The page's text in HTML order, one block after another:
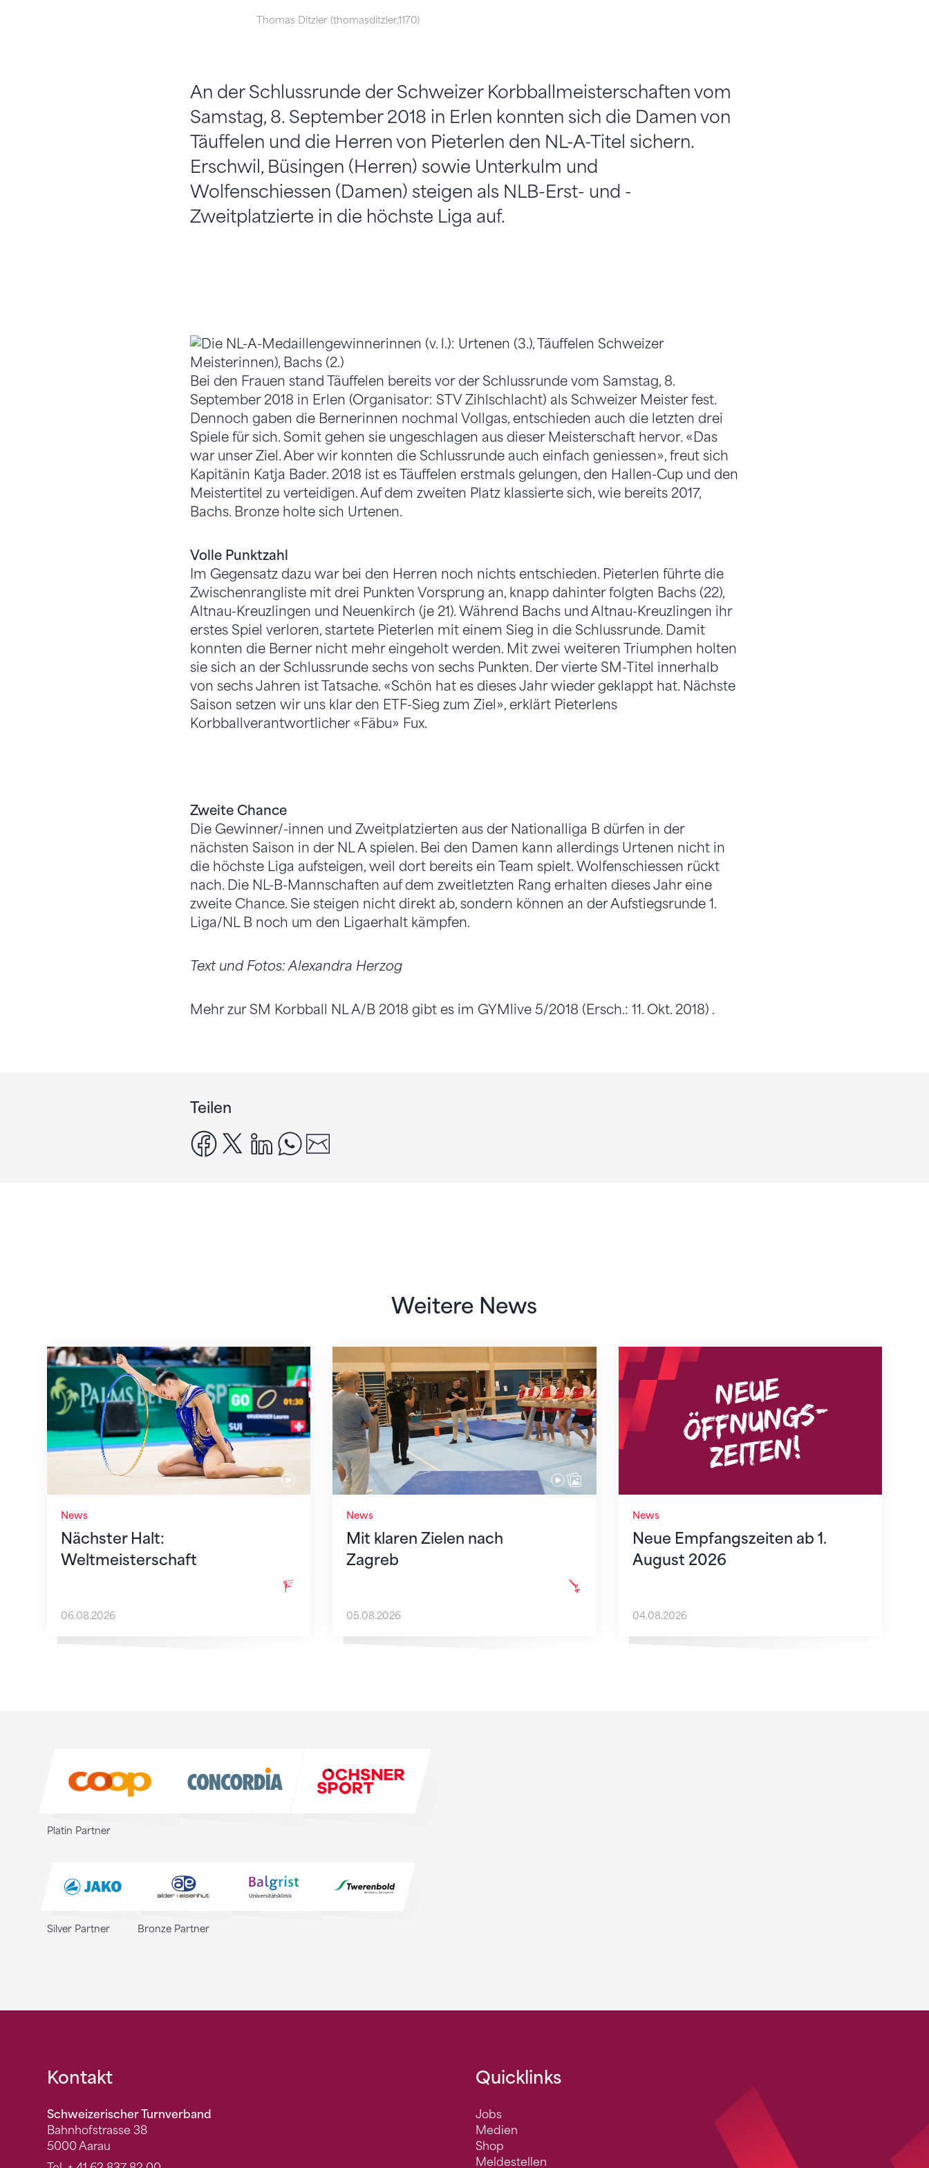
Thomas Ditzler (thomasditzler,1170)
An der Schlussrunde der Schweizer Korbballmeisterschaften vom
Samstag, 8. September 2018 in Erlen konnten sich die Damen von
Täuffelen und die Herren von Pieterlen den NL-A-Titel sichern.
Erschwil, Büsingen (Herren) sowie Unterkulm und
Wolfenschiessen (Damen) steigen als NLB-Erst- und -
Zweitplatzierte in die höchste Liga auf.
Bei den Frauen stand Täuffelen bereits vor der Schlussrunde vom Samstag, 8.
September 2018 in Erlen (Organisator: STV Zihlschlacht) als Schweizer Meister fest.
Dennoch gaben die Bernerinnen nochmal Vollgas, entschieden auch die letzten drei
Spiele für sich. Somit gehen sie ungeschlagen aus dieser Meisterschaft hervor. «Das
war unser Ziel. Aber wir konnten die Schlussrunde auch einfach geniessen», freut sich
Kapitänin Katja Bader. 2018 ist es Täuffelen erstmals gelungen, den Hallen-Cup und den
Meistertitel zu verteidigen. Auf dem zweiten Platz klassierte sich, wie bereits 2017,
Bachs. Bronze holte sich Urtenen.
Volle Punktzahl
Im Gegensatz dazu war bei den Herren noch nichts entschieden. Pieterlen führte die
Zwischenrangliste mit drei Punkten Vorsprung an, knapp dahinter folgten Bachs (22),
Altnau-Kreuzlingen und Neuenkirch (je 21). Während Bachs und Altnau-Kreuzlingen ihr
erstes Spiel verloren, startete Pieterlen mit einem Sieg in die Schlussrunde. Damit
konnten die Berner nicht mehr eingeholt werden. Mit zwei weiteren Triumphen holten
sie sich an der Schlussrunde sechs von sechs Punkten. Der vierte SM-Titel innerhalb
von sechs Jahren ist Tatsache. «Schön hat es dieses Jahr wieder geklappt hat. Nächste
Saison setzen wir uns klar den ETF-Sieg zum Ziel», erklärt Pieterlens
Korbballverantwortlicher «Fäbu» Fux.
Zweite Chance
Die Gewinner/-innen und Zweitplatzierten aus der Nationalliga B dürfen in der
nächsten Saison in der NL A spielen. Bei den Damen kann allerdings Urtenen nicht in
die höchste Liga aufsteigen, weil dort bereits ein Team spielt. Wolfenschiessen rückt
nach. Die NL-B-Mannschaften auf dem zweitletzten Rang erhalten dieses Jahr eine
zweite Chance. Sie steigen nicht direkt ab, sondern können an der Aufstiegsrunde 1.
Liga/NL B noch um den Ligaerhalt kämpfen.
Text und Fotos: Alexandra Herzog
Mehr zur SM Korbball NL A/B 2018 gibt es im GYMlive 5/2018 (Ersch.: 11. Okt. 2018) .
Teilen
facebook
x linkedinwhatsapp
Weitere News
News
Nächster Halt:
Weltmeisterschaft
Nächster Halt: Weltmeisterschaft
06.08.2026
News
Mit klaren Zielen nach
Zagreb
Mit klaren Zielen nach Zagreb
05.08.2026
News
Neue Empfangszeiten ab 1.
August 2026
Neue Empfangszeiten ab 1. August 2026
04.08.2026
Platin Partner
Silver Partner Bronze Partner
Fusszeile
Kontakt
Schweizerischer Turnverband
Bahnhofstrasse 38
5000 Aarau
Quicklinks
Jobs
Medien
Shop
Meldestellen